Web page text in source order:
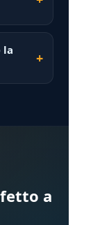
la
a